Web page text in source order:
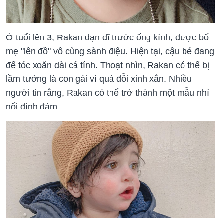
Ở tuổi lên 3, Rakan dạn dĩ trước ống kính, được bố
mẹ "lên đồ" vô cùng sành điệu. Hiện tại, cậu bé đang
để tóc xoăn dài cá tính. Thoạt nhìn, Rakan có thể bị
lầm tưởng là con gái vì quá đỗi xinh xắn. Nhiều
người tin rằng, Rakan có thể trở thành một mẫu nhí
nổi đình đám.